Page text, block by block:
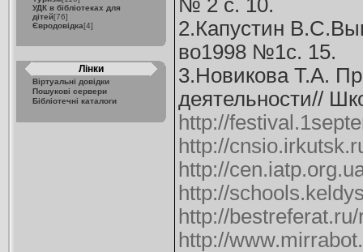
УДК в бібліотеках для
дітей[76]
Євродовідка[4]
Лінки
Віртуальні довідки
Пошукові сервери
Бібліотечні каталоги
№ 2 с. 10.
2.Капустин
во1998 №1с. 15.
3.Новикова Т.А.
деятельности//
http://
http://
http://
http://
http://
http://